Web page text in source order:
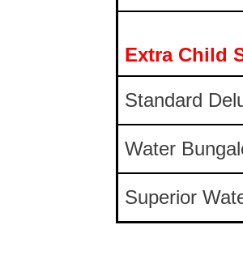
Extra Child
Standard
Water
Superior